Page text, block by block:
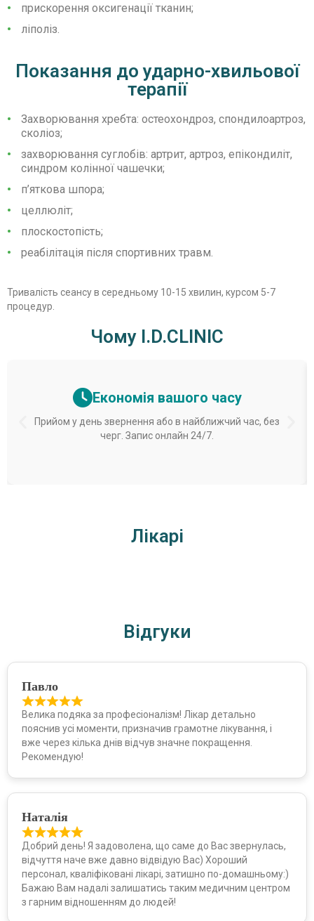
прискорення оксигенації тканин;
ліполіз.
Показання до ударно-хвильової
терапії
Захворювання хребта: остеохондроз, спондилоартроз,
сколіоз;
захворювання суглобів: артрит, артроз, епікондиліт,
синдром колінної чашечки;
п’яткова шпора;
целлюліт;
плоскостопість;
реабілітація після спортивних травм.
Тривалість сеансу в середньому 10-15 хвилин, курсом 5-7
процедур.
Чому I.D.CLINIC
Економія вашого часу
Прийом у день звернення або в найближчий час, без
черг. Запис онлайн 24/7.
Лікарі
Відгуки
Павло
Велика подяка за професіоналізм! Лікар детально
пояснив усі моменти, призначив грамотне лікування, і
вже через кілька днів відчув значне покращення.
Рекомендую!
Наталія
Добрий день! Я задоволена, що саме до Вас звернулась,
відчуття наче вже давно відвідую Вас) Хороший
персонал, кваліфіковані лікарі, затишно по-домашньому:)
Бажаю Вам надалі залишатись таким медичним центром
з гарним відношенням до людей!